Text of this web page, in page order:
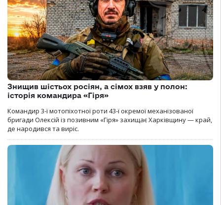
Знищив шістьох росіян, а сімох взяв у полон:
історія командира «Гіря»
Командир 3-ї мотопіхотної роти 43-ї окремої механізованої
бригади Олексій із позивним «Гіря» захищає Харківщину — край,
де народився та виріс.